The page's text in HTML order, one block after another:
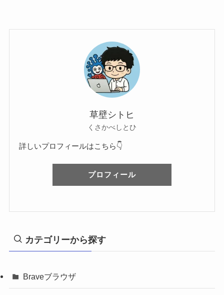
草壁シトヒ
くさかべしとひ
詳しいプロフィールはこちら👇
プロフィール
カテゴリーから探す
Braveブラウザ